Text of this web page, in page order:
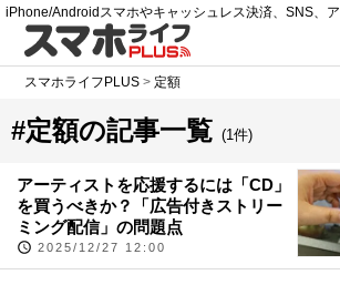
iPhone/Androidスマホやキャッシュレス決済、SNS、
スマホライフPLUS > 定額
#定額の記事一覧 (1件)
アーティストを応援するには「CD」
を買うべきか？「広告付きストリー
ミング配信」の問題点
2025/12/27 12:00